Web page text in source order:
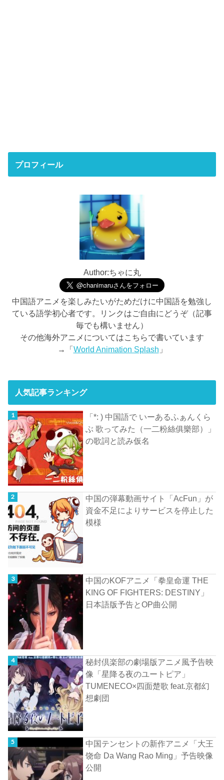
プロフィール
Author:ちゃに丸
中国語アニメを楽しみたいがためだけに中国語を勉強し
ている語学初心者です。リンクはご自由にどうぞ（記事
毎でも構いません）
その他海外アニメについてはこちらで書いています
→「 World Animation Splash 」
人気記事ランキング
「*: ) 中国語で いーあるふぁんくら
ぶ 歌ってみた（一二粉絲俱樂部）」
の歌詞と読み仮名
中国の弾幕動画サイト「AcFun」が
資金不足によりサービスを停止した
模様
中国のKOFアニメ「拳皇命運 THE
KING OF FIGHTERS: DESTINY」
日本語版予告とOP曲公開
秘封倶楽部の劇場版アニメ風予告映
像「星降る夜のユートピア」
TUMENECO×四面楚歌 feat.京都幻
想劇団
中国テンセントの新作アニメ「大王
饶命 Da Wang Rao Ming」予告映像
公開